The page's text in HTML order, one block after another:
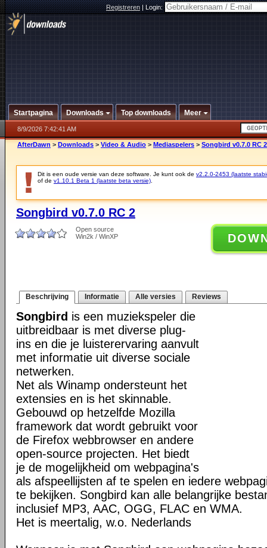
Registreren|Login:
Startpagina Downloads Top downloads Meer
8/9/2026 7:42:41 AM
AfterDawn > Downloads > Video & Audio > Mediaspelers > Songbird v0.7.0 RC 2
Dit is een oude versie van deze software. Je kunt ook de v2.2.0-2453 (laatste
of de v1.10.1 Beta 1 (laatste beta versie)
Songbird v0.7.0 RC 2
Open source
Win2k / WinXP
Beschrijving Informatie Alle versies Reviews
Songbird is een muziekspeler die
uitbreidbaar is met diverse plug-
ins en die je luisterervaring aanvult
met informatie uit diverse sociale
netwerken.
Net als Winamp ondersteunt het
extensies en is het skinnable.
Gebouwd op hetzelfde Mozilla
framework dat wordt gebruikt voor
de Firefox webbrowser en andere
open-source projecten. Het biedt
je de mogelijkheid om webpagina's
als afspeellijsten af te spelen en iedere
te bekijken. Songbird kan alle belangrijke
inclusief MP3, AAC, OGG, FLAC en WMA.
Het is meertalig, w.o. Nederlands